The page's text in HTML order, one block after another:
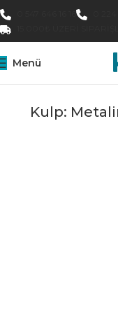
Menü
Kulp: